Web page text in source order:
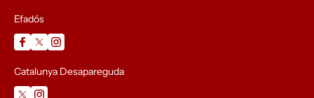
Efadós
Catalunya Desapareguda